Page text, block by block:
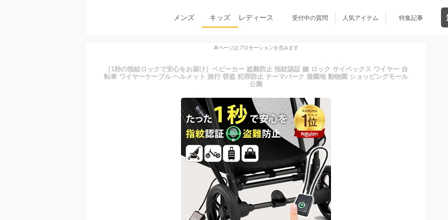
メンズ キッズ レディース 受付中の質問 人気アイテム 特集記事
本ページはプロモーションを含みます
［1秒の指紋ロックで安心をお届け］ベビーカー 盗難防止 指紋認証 鍵 ロック サイベックス ワイヤー 自
転車 ワイヤーケーブル ヘルメット 旅行 窃盗 犯罪防止 テーマパーク 遊園地 動物園 ショッピングモール
公園